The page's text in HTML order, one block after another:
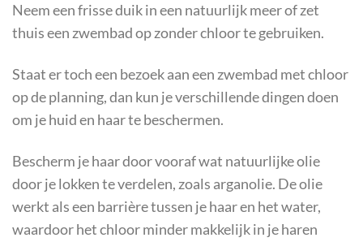
Neem een frisse duik in een natuurlijk meer of zet
thuis een zwembad op zonder chloor te gebruiken.
Staat er toch een bezoek aan een zwembad met chloor
op de planning, dan kun je verschillende dingen doen
om je huid en haar te beschermen.
Bescherm je haar door vooraf wat natuurlijke olie
door je lokken te verdelen, zoals arganolie. De olie
werkt als een barrière tussen je haar en het water,
waardoor het chloor minder makkelijk in je haren